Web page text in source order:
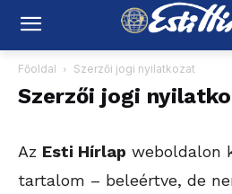
Főoldal Szerzői jogi nyilatkozat
Szerzői jogi
Az Esti Hírlap weboldalon
tartalom – beleértve, de